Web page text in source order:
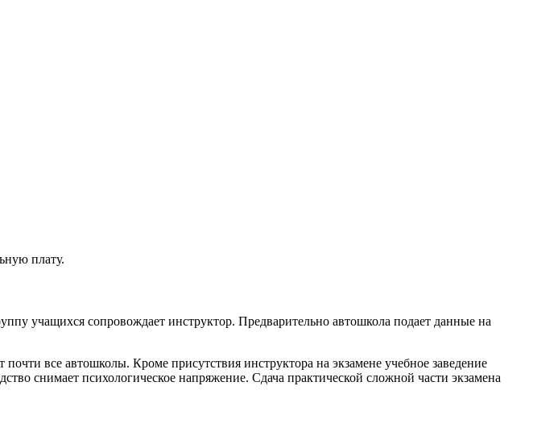
плату.
учащихся сопровождает инструктор. Предварительно автошкола подает данные на
все автошколы. Кроме присутствия инструктора на экзамене учебное заведение
снимает психологическое напряжение. Сдача практической сложной части экзамена